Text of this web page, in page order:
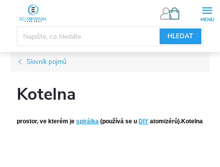
obsah
HLEDAT
NÁKUPNÍ
Slovník pojmů
Kotelna
prostor, ve kterém jespirálka (používá se u DIY atomizérů).Kotelna